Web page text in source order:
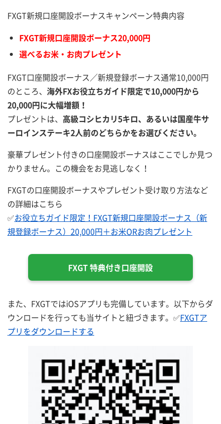
FXGT新規口座開設ボーナスキャンペーン特典内容
FXGT新規口座開設ボーナス20,000円
選べるお米・お肉プレゼント
FXGT口座開設ボーナス／新規登録ボーナス通常10,000円
のところ、 海外FXお役立ちガイド限定で10,000円から
20,000円に大幅増額！
プレゼントは、 高級コシヒカリ5キロ、あるいは国産牛サ
ーロインステーキ2人前のどちらかをお選びください。
豪華プレゼント付きの口座開設ボーナスはここでしか見つ
かりません。この機会をお見逃しなく！
FXGTの口座開設ボーナスやプレゼント受け取り方法など
の詳細はこちら
✅お役立ちガイド限定！FXGT新規口座開設ボーナス（新
規登録ボーナス）20,000円＋お米ORお肉プレゼント
FXGT 特典付き口座開設
また、FXGTではiOSアプリも完備しています。以下からダ
ウンロードを行っても当サイトと紐づきます。✅FXGTア
プリをダウンロードする